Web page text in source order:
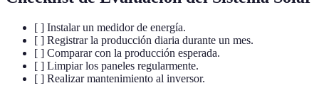
[ ] Instalar un medidor de energía.
[ ] Registrar la producción diaria durante un mes.
[ ] Comparar con la producción esperada.
[ ] Limpiar los paneles regularmente.
[ ] Realizar mantenimiento al inversor.